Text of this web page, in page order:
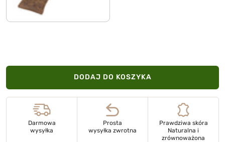
DODAJ DO KOSZYKA
Darmowa
wysyłka
Prosta
wysyłka zwrotna
Prawdziwa skóra
Naturalna i
zrównoważona